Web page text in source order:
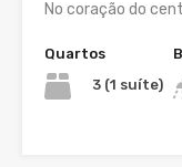
No coração do
Quartos
3 (1 suíte)